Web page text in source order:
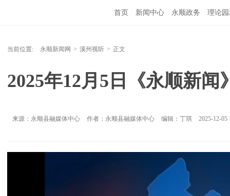
首页 新闻中心 永顺政务 理论
当前位置: 永顺新闻网 > 溪州视听 > 正文
2025年12月5日《永顺新闻
来源：永顺县融媒体中心 作者：永顺县融媒体中心 编辑：丁琪 2025-12-05